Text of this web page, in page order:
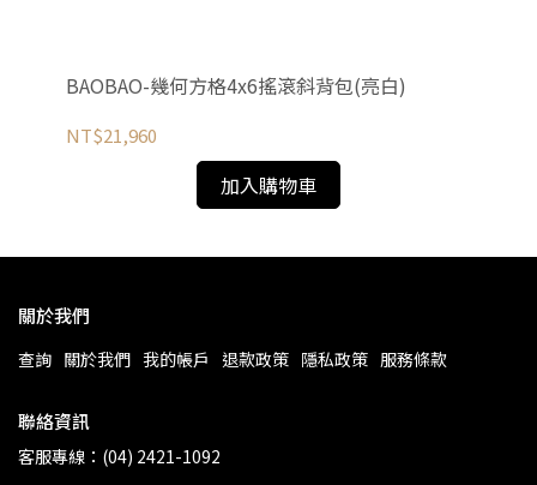
BAOBAO-幾何方格4x6搖滾斜背包(亮白)
NT$21,960
加入購物車
關於我們
查詢 關於我們 我的帳戶 退款政策 隱私政策 服務條款
聯絡資訊
客服專線：(04) 2421-1092